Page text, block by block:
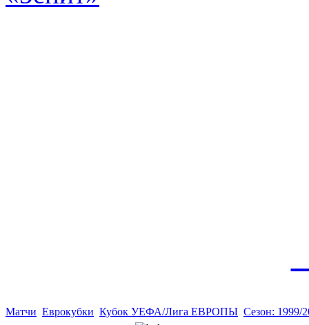
Матчи Еврокубки Кубок УЕФА/Лига ЕВРОПЫ Сезон: 1999/